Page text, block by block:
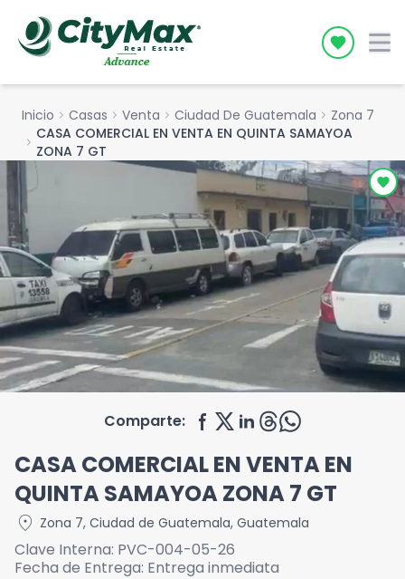
Icon
Inicio chevron_right Casas chevron_right Venta chevron_right Ciudad De Guatemala chevron_right Zona 7
chevron_right CASA COMERCIAL EN VENTA EN QUINTA SAMAYOA
ZONA 7 GT
Comparte:
CASA COMERCIAL EN VENTA EN
QUINTA SAMAYOA ZONA 7 GT
location_on Zona 7, Ciudad de Guatemala, Guatemala
Clave Interna: PVC-004-05-26
Fecha de Entrega: Entrega inmediata